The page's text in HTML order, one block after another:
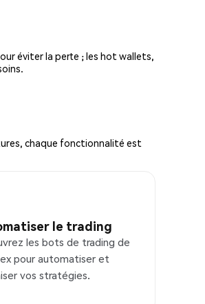
éviter la perte ; les hot wallets,
chaque fonctionnalité est
le trading
les bots de trading de
pour automatiser et
vos stratégies.